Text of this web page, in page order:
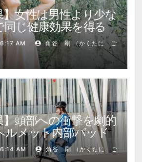
】女性は男性より少な
じ健康効果を得る
AM
角谷 剛 （かくたに ご
】頭部への衝撃を劇的
ルメット内部パッド
AM
角谷 剛 （かくたに ご